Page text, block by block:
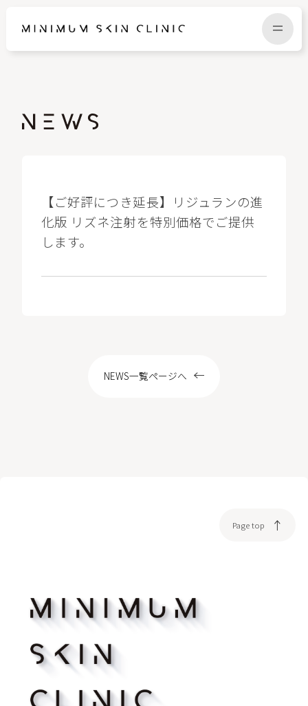
【ご好評につき延長】リジュランの進
化版 リズネ注射を特別価格でご提供
します。
NEWS一覧ページへ
Page top
CAMPAIGN RECRUIT